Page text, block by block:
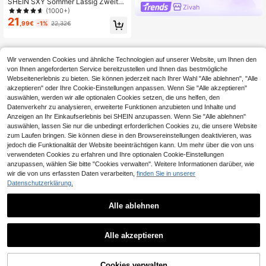
iges Set im Wasteland-Stil, T-Shirt
mit abgenutztem Schneewasch-De
sign mit abfallender Schulter und B
(1000+)
21 ,99€ -1% 22,32€
Zivah
Wir verwenden Cookies und ähnliche Technologien auf unserer Website, um Ihnen den
von Ihnen angeforderten Service bereitzustellen und Ihnen das bestmögliche
Webseitenerlebnis zu bieten. Sie können jederzeit nach Ihrer Wahl "Alle ablehnen", "Alle
akzeptieren" oder Ihre Cookie-Einstellungen anpassen. Wenn Sie "Alle akzeptieren"
auswählen, werden wir alle optionalen Cookies setzen, die uns helfen, den
Datenverkehr zu analysieren, erweiterte Funktionen anzubieten und Inhalte und
Anzeigen an Ihr Einkaufserlebnis bei SHEIN anzupassen. Wenn Sie "Alle ablehnen"
auswählen, lassen Sie nur die unbedingt erforderlichen Cookies zu, die unsere Website
zum Laufen bringen. Sie können diese in den Browsereinstellungen deaktivieren, was
jedoch die Funktionalität der Website beeinträchtigen kann. Um mehr über die von uns
verwendeten Cookies zu erfahren und Ihre optionalen Cookie-Einstellungen
anzupassen, wählen Sie bitte "Cookies verwalten". Weitere Informationen darüber, wie
wir die von uns erfassten Daten verarbeiten, finden Sie in unserer
Datenschutzerklärung.
Alle ablehnen
Alle akzeptieren